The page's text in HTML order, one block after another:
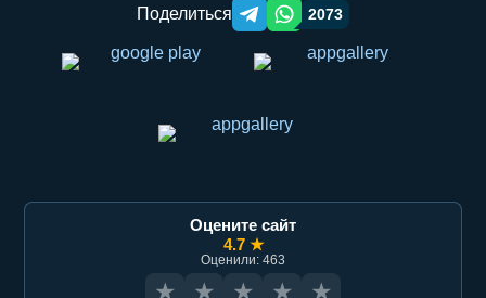
Поделиться Telegram orqali ulashish
WhatsApp orqali ulashish
2073
Оцените сайт
4.7 ★
Оценили: 463
★ ★ ★ ★ ★